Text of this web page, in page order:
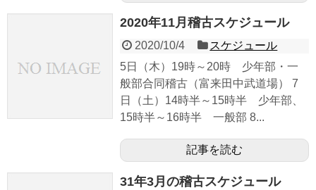
2020年11月稽古スケジュール
2020/10/4
スケジュール
5日（木）19時～20時 少年部・一
般部合同稽古（富来田中武道場） 7
日（土）14時半～15時半 少年部、
15時半～16時半 一般部 8...
記事を読む
31年3月の稽古スケジュール